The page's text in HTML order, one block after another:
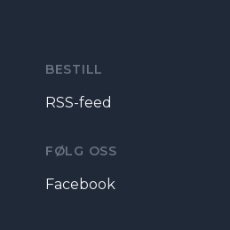
BESTILL
RSS-feed
FØLG OSS
Facebook